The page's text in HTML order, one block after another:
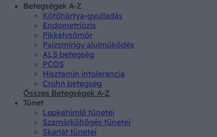
Betegségek A-Z
Kötőhártya-gyulladás
Endometriózis
Pikkelysömör
Pajzsmirigy alulműködés
ALS betegség
PCOS
Hisztamin intolerancia
Crohn betegség
Összes Betegségek A-Z
Tünet
Lepkehimlő tünetei
Szamárköhögés tünetei
Skarlát tünetei